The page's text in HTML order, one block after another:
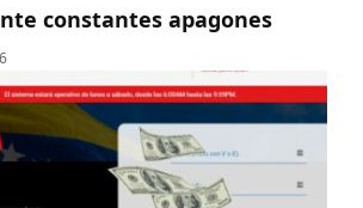
constantes apagones